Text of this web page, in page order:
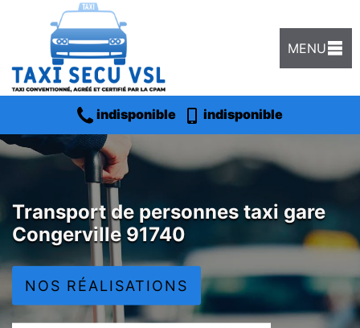
MENU
indisponible indisponible
Transport de personnes taxi gare
Congerville 91740
NOS RÉALISATIONS